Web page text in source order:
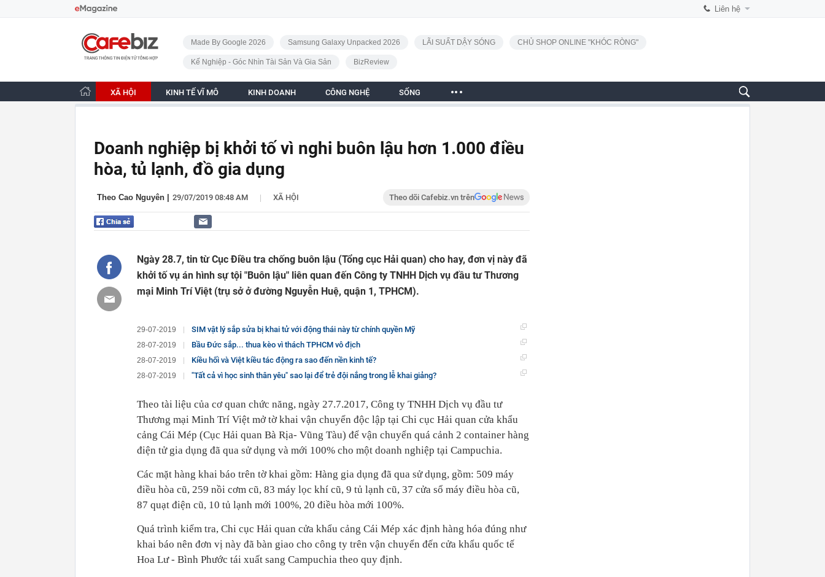
Liên hệ
CafeBiz - Trang chủ
Made By Google 2026 Samsung Galaxy Unpacked 2026 LÃI SUẤT DẬY SÓNG CHỦ SHOP ONLINE "KHÓC RÒNG"
Kế Nghiệp - Góc Nhìn Tài Sản Và Gia Sản BizReview
XÃ HỘI KINH TẾ VĨ MÔ KINH DOANH CÔNG NGHỆ SỐNG
Doanh nghiệp bị khởi tố vì nghi buôn lậu hơn 1.000 điều
hòa, tủ lạnh, đồ gia dụng
Theo Cao Nguyên 29/07/2019 08:48 AM | XÃ HỘI Theo dõi Cafebiz.vn trên
Ngày 28.7, tin từ Cục Điều tra chống buôn lậu (Tổng cục Hải quan) cho hay, đơn vị này đã
khởi tố vụ án hình sự tội "Buôn lậu" liên quan đến Công ty TNHH Dịch vụ đầu tư Thương
mại Minh Trí Việt (trụ sở ở đường Nguyễn Huệ, quận 1, TPHCM).
29-07-2019 SIM vật lý sắp sửa bị khai tử với động thái này từ chính quyền Mỹ
28-07-2019 Bầu Đức sắp... thua kèo vì thách TPHCM vô địch
28-07-2019 Kiều hối và Việt kiều tác động ra sao đến nền kinh tế?
28-07-2019 "Tất cả vì học sinh thân yêu" sao lại để trẻ đội nắng trong lễ khai giảng?
Theo tài liệu của cơ quan chức năng, ngày 27.7.2017, Công ty TNHH Dịch vụ đầu tư
Thương mại Minh Trí Việt mở tờ khai vận chuyển độc lập tại Chi cục Hải quan cửa khẩu
cảng Cái Mép (Cục Hải quan Bà Rịa- Vũng Tàu) để vận chuyển quá cảnh 2 container hàng
điện tử gia dụng đã qua sử dụng và mới 100% cho một doanh nghiệp tại Campuchia.
Các mặt hàng khai báo trên tờ khai gồm: Hàng gia dụng đã qua sử dụng, gồm: 509 máy
điều hòa cũ, 259 nồi cơm cũ, 83 máy lọc khí cũ, 9 tủ lạnh cũ, 37 cửa sổ máy điều hòa cũ,
87 quạt điện cũ, 10 tủ lạnh mới 100%, 20 điều hòa mới 100%.
Quá trình kiểm tra, Chi cục Hải quan cửa khẩu cảng Cái Mép xác định hàng hóa đúng như
khai báo nên đơn vị này đã bàn giao cho công ty trên vận chuyển đến cửa khẩu quốc tế
Hoa Lư - Bình Phước tái xuất sang Campuchia theo quy định.